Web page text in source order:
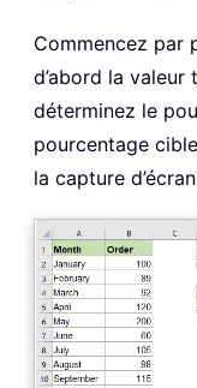
Commencez par
d’abord la
déterminez le
pourcentage
la capture